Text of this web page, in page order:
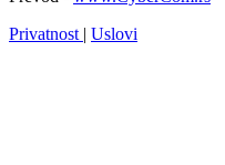
Privatnost | Uslovi